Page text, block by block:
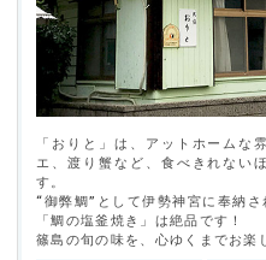
「おりと」は、アットホームな
エ、渡り蟹など、食べきれない
す。
“御弊鯛”として伊勢神宮に奉納
「鯛の塩釜焼き」は絶品です！
篠島の旬の味を、心ゆくまでお楽